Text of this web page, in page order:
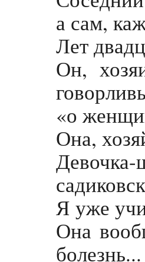
а сам,
Лет
Он,
«о
Она,
Я уже
Она